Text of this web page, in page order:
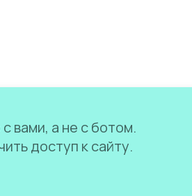
вами, а не с ботом.
доступ к сайту.